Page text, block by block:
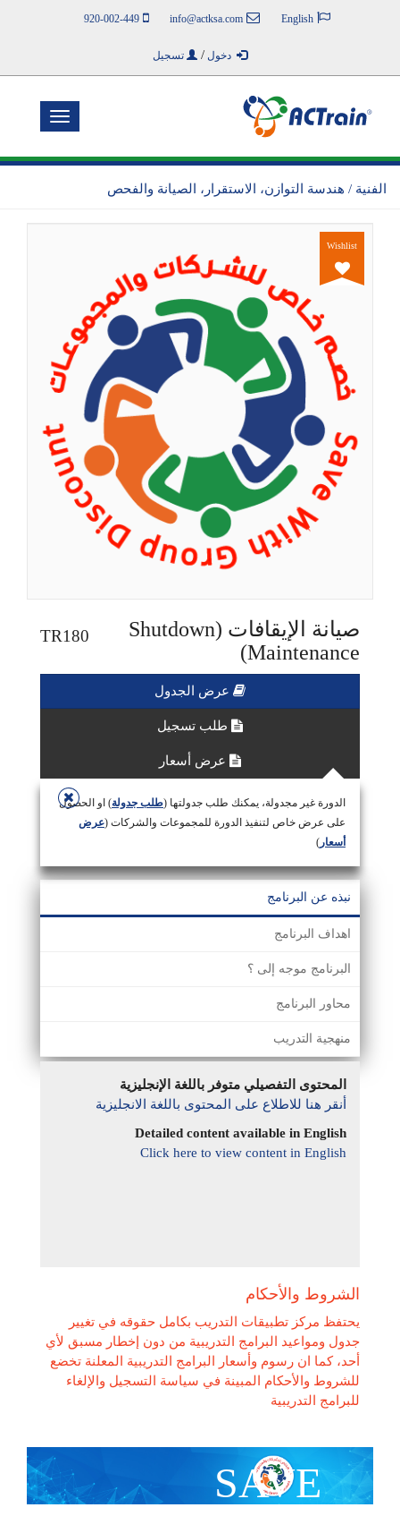
English
info@actksa.com
920-002-449
دخول / تسجيل
Toggle
الفنية / هندسة التوازن، الاستقرار، الصيانة والفحص
Wishlist
صيانة الإيقافات (Shutdown
Maintenance)
TR180
عرض الجدول
طلب تسجيل
عرض أسعار
الدورة غير مجدولة، يمكنك طلب جدولتها (طلب جدولة) او الحصول
على عرض خاص لتنفيذ الدورة للمجموعات والشركات (عرض
أسعار )
نبذه عن البرنامج
اهداف البرنامج
البرنامج موجه إلى ؟
محاور البرنامج
منهجية التدريب
المحتوى التفصيلي متوفر باللغة الإنجليزية
أنقر هنا للاطلاع على المحتوى باللغة الانجليزية
Detailed content available in English
Click here to view content in English
الشروط والأحكام
يحتفظ مركز تطبيقات التدريب بكامل حقوقه في تغيير
جدول ومواعيد البرامج التدريبية من دون إخطار مسبق لأي
أحد، كما ان رسوم وأسعار البرامج التدريبية المعلنة تخضع
للشروط والأحكام المبينة في سياسة التسجيل والإلغاء
للبرامج التدريبية
SAVE